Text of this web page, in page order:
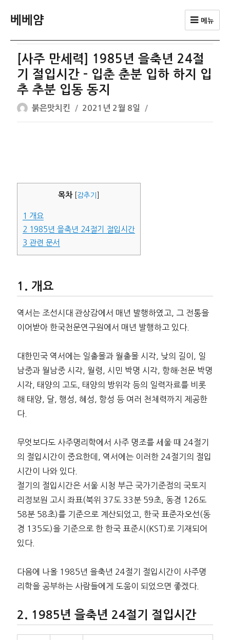
베베얌 메뉴
[사주 만세력] 1985년 을축년 24절
기 절입시간 – 입춘 춘분 입하 하지 입
추 추분 입동 동지
글
쓴
붉은맛치킨
작
성
2021년 2월 8일
목차 감추기
1 개요
2 1985년 을축년 24절기 절입시간
3 관련 문서
개요
역서는 조선시대 관상감에서 매년 발행하였고, 그 전통을
이어받아 한국천문연구원에서 매년 발행하고 있다.
대한민국 역서에는 일출몰과 월출몰 시각, 낮의 길이, 일
남중과 월남중 시각, 월령, 시민 박명 시각, 항해·천문 박명
시각, 태양의 고도, 태양의 방위각 등의 일력자료를 비롯
해 태양, 달, 행성, 혜성, 항성 등 여러 천체력까지 제공한
다.
무엇보다도 사주명리학에서 사주 명조를 세울 때 24절기
의 절입시간이 중요한데, 역서에는 이러한 24절기의 절입
시간이 나와 있다.
절기의 절입시간은 서울 시청 부근 국가기준점의 국토지
리정보원 고시 좌표(북위 37도 33분 59초, 동경 126도
58분 58초)를 기준으로 계산되었고, 한국 표준자오선(동
경 135도)을 기준으로 한 한국 표준시(KST)로 기재되어
있다.
다음에 나올 1985년 을축년 24절기 절입시간이 사주명
리학을 공부하는 사람들에게 도움이 되었으면 좋겠다.
1985년 을축년 24절기 절입시간